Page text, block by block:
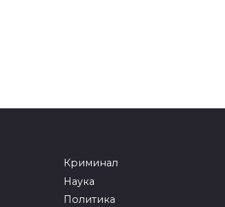
Криминал
Наука
Политика